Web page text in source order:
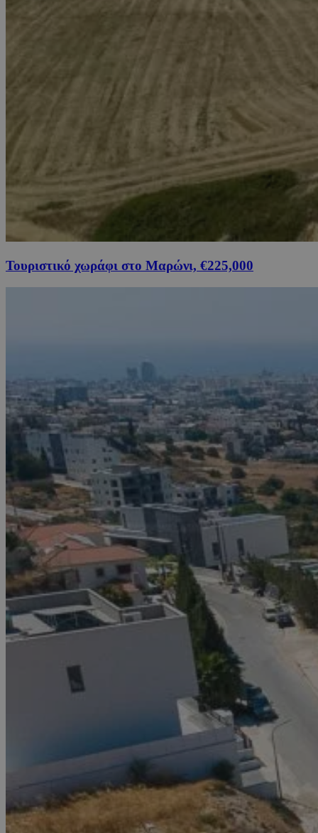
Τουριστικό χωράφι στο Μαρώνι, €225,000